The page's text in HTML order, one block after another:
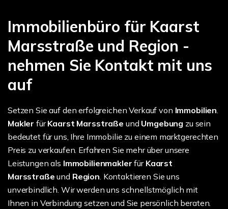
Immobilienbüro für Kaarst
Marsstraße und Region -
nehmen Sie Kontakt mit uns
auf
Setzen Sie auf den erfolgreichen Verkauf von Immobilien
Makler fürKaarst Marsstraße und Umgebung zu sein
bedeutet für uns, Ihre Immobilie zu einem marktgerechten
Preis zu verkaufen. Erfahren Sie mehr über unsere
Leistungen als Immobilienmaklerfür Kaarst
Marsstraßeund Region . Kontaktieren Sie uns
unverbindlich. Wir werden uns schnellstmöglich mit
Ihnen in Verbindung setzen und Sie persönlich beraten.